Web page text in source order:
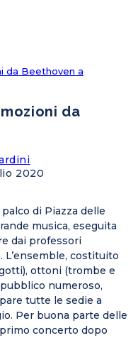
da Beethoven a
da
2020
di Piazza delle
musica, eseguita
dai professori
L’ensemble, costituito
ottoni (trombe e
numeroso,
tutte le sedie a
Per buona parte delle
concerto dopo